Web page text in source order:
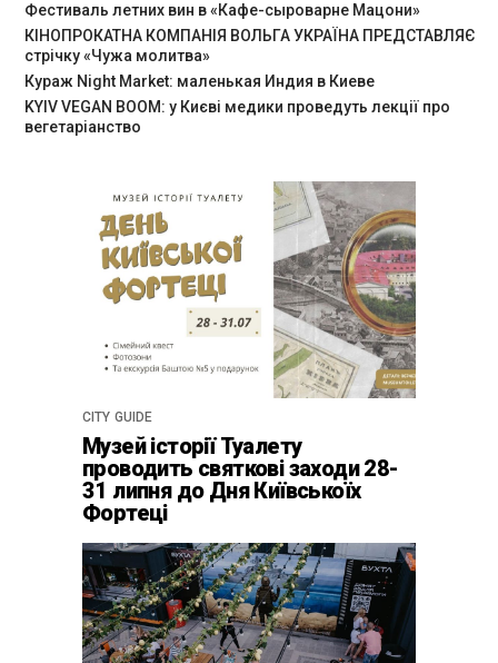
Фестиваль летних вин в «Кафе-сыроварне Мацони»
КІНОПРОКАТНА КОМПАНІЯ ВОЛЬГА УКРАЇНА ПРЕДСТАВЛЯЄ
стрічку «Чужа молитва»
Кураж Night Market: маленькая Индия в Киеве
KYIV VEGAN BOOM: у Києві медики проведуть лекції про
вегетаріанство
CITY GUIDE
Музей історії Туалету
проводить святкові заходи 28-
31 липня до Дня Київськоїх
Фортеці